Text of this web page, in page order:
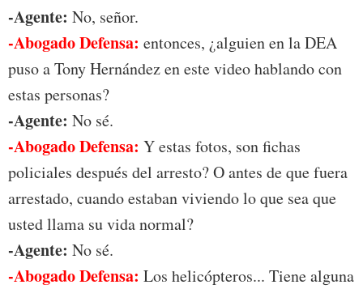
-Agente: No, señor.
-Abogado Defensa: entonces, ¿alguien en la DEA
puso a Tony Hernández en este video hablando con
estas personas?
-Agente: No sé.
-Abogado Defensa: Y estas fotos, son fichas
policiales después del arresto? O antes de que fuera
arrestado, cuando estaban viviendo lo que sea que
usted llama su vida normal?
-Agente: No sé.
-Abogado Defensa: Los helicópteros... Tiene alguna